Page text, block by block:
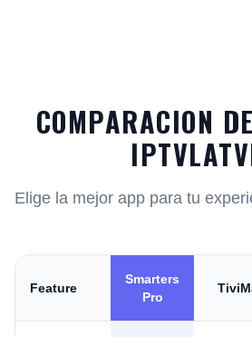
COMPARACION
Elige la mejor app para tu
Feature
Smarters
Pro